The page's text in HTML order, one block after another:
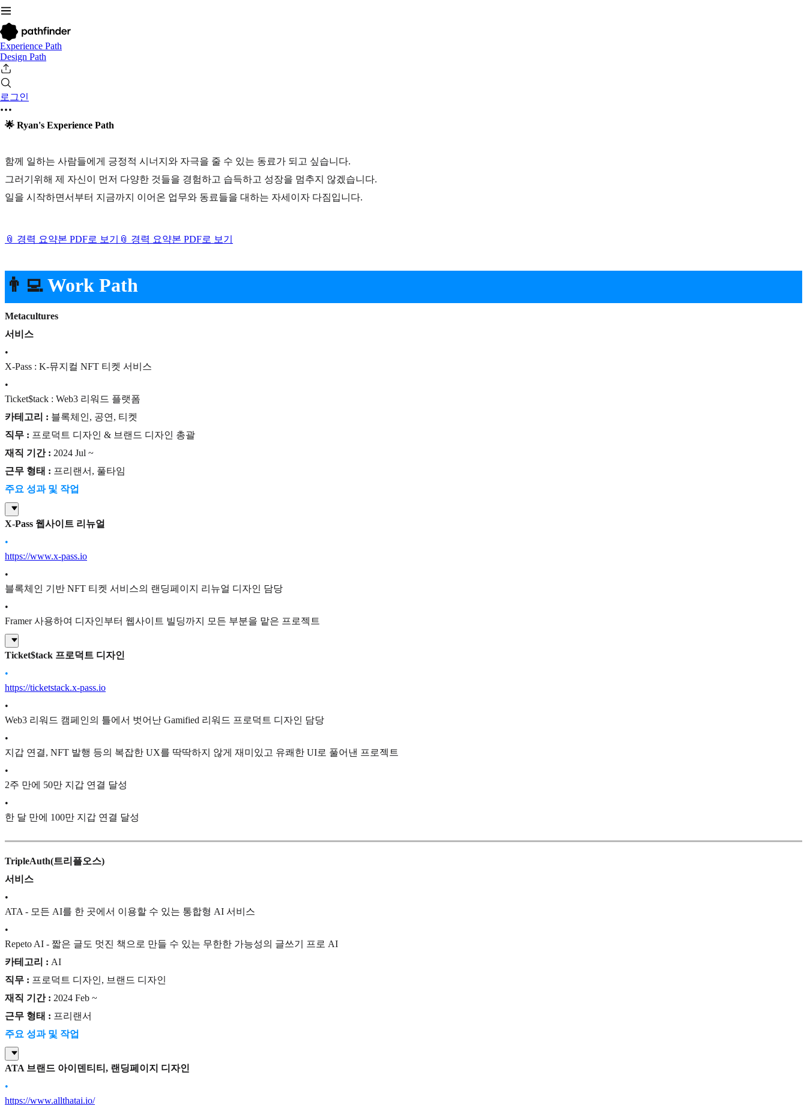
Experience Path
Design Path
로그인
🌟 Ryan's Experience Path
함께 일하는 사람들에게 긍정적 시너지와 자극을 줄 수 있는 동료가 되고 싶습니다.
그러기위해 제 자신이 먼저 다양한 것들을 경험하고 습득하고 성장을 멈추지 않겠습니다.
일을 시작하면서부터 지금까지 이어온 업무와 동료들을 대하는 자세이자 다짐입니다.
📎 경력 요약본 PDF로 보기 📎 경력 요약본 PDF로 보기
👨‍💻Work Path
Metacultures
서비스
•
X-Pass : K-뮤지컬 NFT 티켓 서비스
•
Ticket$tack : Web3 리워드 플랫폼
카테고리 : 블록체인, 공연, 티켓
직무 : 프로덕트 디자인 & 브랜드 디자인 총괄
재직 기간 : 2024 Jul ~
근무 형태 : 프리랜서, 풀타임
주요 성과 및 작업
X-Pass 웹사이트 리뉴얼
•
https://www.x-pass.io
•
블록체인 기반 NFT 티켓 서비스의 랜딩페이지 리뉴얼 디자인 담당
•
Framer 사용하여 디자인부터 웹사이트 빌딩까지 모든 부분을 맡은 프로젝트
Ticket$tack 프로덕트 디자인
•
https://ticketstack.x-pass.io
•
Web3 리워드 캠페인의 틀에서 벗어난 Gamified 리워드 프로덕트 디자인 담당
•
지갑 연결, NFT 발행 등의 복잡한 UX를 딱딱하지 않게 재미있고 유쾌한 UI로 풀어낸 프로젝트
•
2주 만에 50만 지갑 연결 달성
•
한 달 만에 100만 지갑 연결 달성
TripleAuth(트리플오스)
서비스
•
ATA - 모든 AI를 한 곳에서 이용할 수 있는 통합형 AI 서비스
•
Repeto AI - 짧은 글도 멋진 책으로 만들 수 있는 무한한 가능성의 글쓰기 프로 AI
카테고리 : AI
직무 : 프로덕트 디자인, 브랜드 디자인
재직 기간 : 2024 Feb ~
근무 형태 : 프리랜서
주요 성과 및 작업
ATA 브랜드 아이덴티티, 랜딩페이지 디자인
•
https://www.allthatai.io/